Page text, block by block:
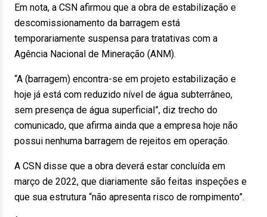
Em nota, a CSN afirmou que a obra de estabilização e
descomissionamento da barragem está
temporariamente suspensa para tratativas com a
Agência Nacional de Mineração (ANM).
“A (barragem) encontra-se em projeto estabilização e
hoje já está com reduzido nível de água subterrâneo,
sem presença de água superficial”, diz trecho do
comunicado, que afirma ainda que a empresa hoje não
possui nenhuma barragem de rejeitos em operação.
A CSN disse que a obra deverá estar concluída em
março de 2022, que diariamente são feitas inspeções e
que sua estrutura “não apresenta risco de rompimento”.